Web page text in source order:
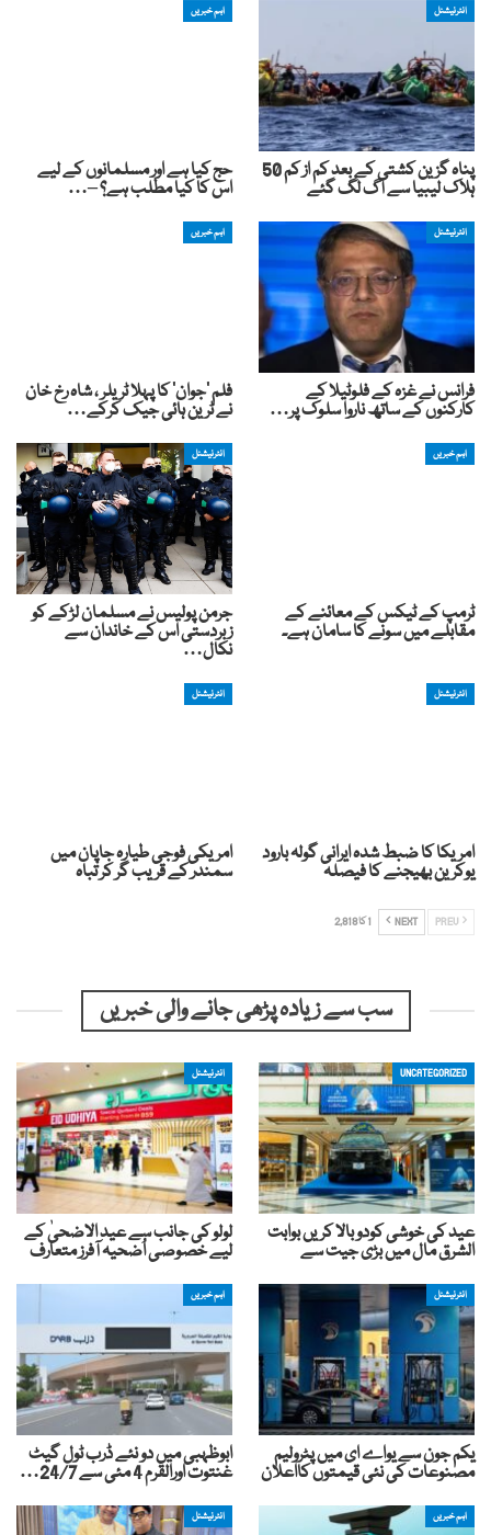
انٹرنیشنل
پناہ گزین کشتی کے بعد کم از کم 50
ہلاک لیبیا سے آگ لگ گئے
اہم خبریں
حج کیا ہے اور مسلمانوں کے لیے
اس کا کیا مطلب ہے؟ –…
انٹرنیشنل
فرانس نے غزہ کے فلوٹیلا کے
کارکنوں کے ساتھ ناروا سلوک پر…
اہم خبریں
فلم ’جوان‘ کا پہلا ٹریلر ، شاہ رخ خان
نے ٹرین ہائی جیک کرکے…
اہم خبریں
ٹرمپ کے ٹیکس کے معائنے کے
مقابلے میں سونے کا سامان ہے۔
انٹرنیشنل
جرمن پولیس نے مسلمان لڑکے کو
زبردستی اس کے خاندان سے
نکال…
انٹرنیشنل
امریکا کا ضبط شدہ ایرانی گولہ بارود
یوکرین بھیجنے کا فیصلہ
انٹرنیشنل
امریکی فوجی طیارہ جاپان میں
سمندر کے قریب گر کر تباہ
NEXT 1 کا 2,818
سب سے زیادہ پڑھی جانے والی خبریں
UNCATEGORIZED
عید کی خوشی کودوبالا کریں بوابت
الشرق مال میں بڑی جیت سے
انٹرنیشنل
لولو کی جانب سے عید الاضحیٰ کے
لیے خصوصی اُضحیہ آفرز متعارف
انٹرنیشنل
یکم جون سے یواے ای میں پٹرولیم
مصنوعات کی نئی قیمتوں کااعلان
اہم خبریں
ابوظہبی میں دو نئے ڈرب ٹول گیٹ
غنتوت اورالقرم 4 مئی سے 24/7…
اہم خبریں انٹرنیشنل